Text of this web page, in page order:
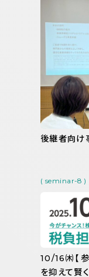
後継者向け
( seminar-8 )
10/16㈭【
を抑えて賢